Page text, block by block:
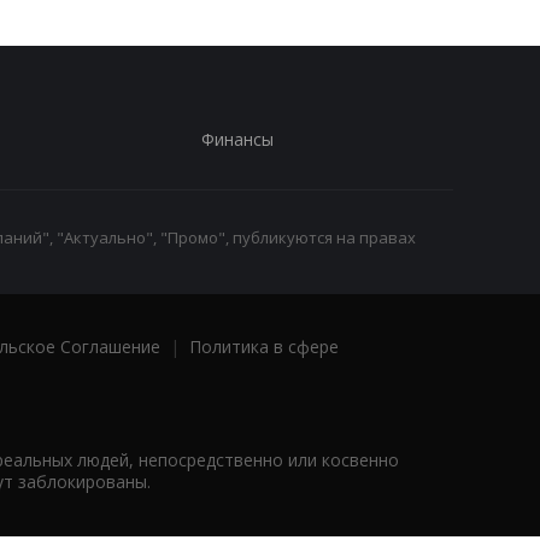
Финансы
"Актуально", "Промо", публикуются на правах
Соглашение |
Политика в сфере
людей, непосредственно или косвенно
заблокированы.